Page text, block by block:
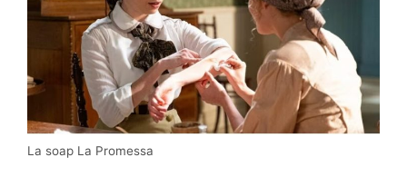
La soap La Promessa